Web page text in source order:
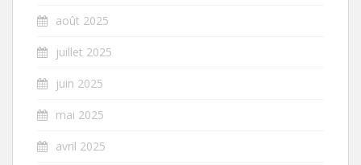
août 2025
juillet 2025
juin 2025
mai 2025
avril 2025